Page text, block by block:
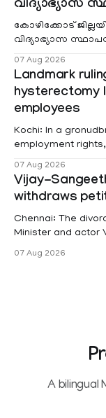
വിദ്യാഭ്യാസ
കോഴിക്കോട്
വിദ്യാഭ്യാസ
07 Aug 2026
Landmark
hysterectomy
employees
Kochi: In a
employment
projects are
hysterectomy
(KSR). The court noted that since essential benefits like
maternity
07 Aug 2026
Vijay-
withdraws
Chennai: The
Minister and actor
Sowrnalingam
07 Aug 2026
A bilingual